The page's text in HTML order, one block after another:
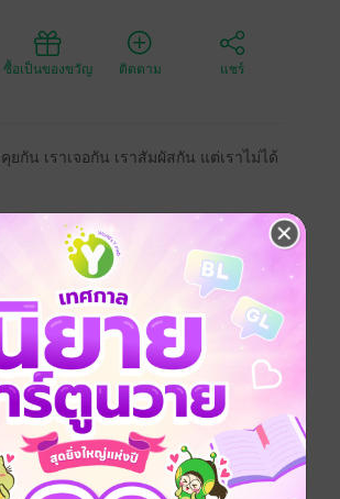
ซื้อเป็นของขวัญ ติดตาม แชร์
ยกัน เราเจอกัน เราสัมผัสกัน แต่เราไม่ได้
Boy love / Yaoi
pdf
21 ธันวาคม 2561
66 หน้า
140 บาท (ประหยัด 29%)
าจะสนใจ